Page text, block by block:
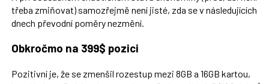
třeba zmiňovat) samozřejmě není jisté, zda se v následujících
dnech převodní poměry nezmění.
Obkročmo na 399$ pozici
Pozitivní je, že se zmenšil rozestup mezi 8GB a 16GB kartou,